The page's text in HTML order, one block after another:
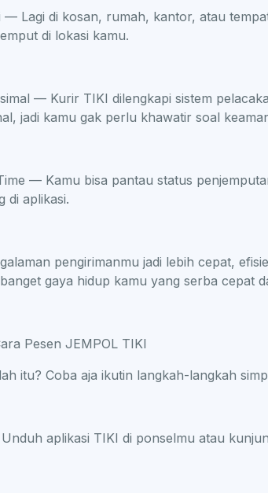
— Lagi di kosan, rumah, kantor, atau
di lokasi kamu.
— Kurir TIKI dilengkapi sistem
jadi kamu gak perlu khawatir soal
— Kamu bisa pantau status
di aplikasi.
pengirimanmu jadi lebih cepat,
gaya hidup kamu yang serba cepat
Pesen JEMPOL TIKI
itu? Coba aja ikutin langkah-langkah
aplikasi TIKI di ponselmu atau